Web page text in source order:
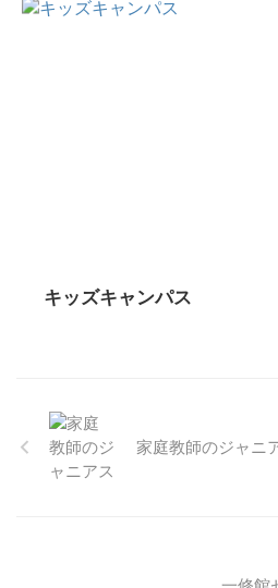
キッズキャンパス
家庭教師のジャニ